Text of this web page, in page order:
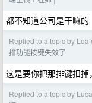
都不知道公司是干嘛的
Replied to a topic by
排功能按键失效了
这是要你把那排键扣
Replied to a topic by